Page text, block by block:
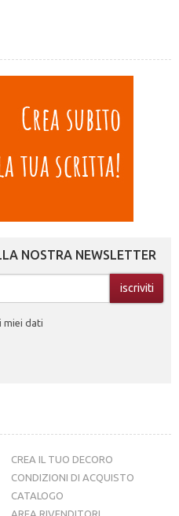
NOSTRA NEWSLETTER
miei dati
CREA IL TUO DECORO
CONDIZIONI DI ACQUISTO
CATALOGO
AREA RIVENDITORI